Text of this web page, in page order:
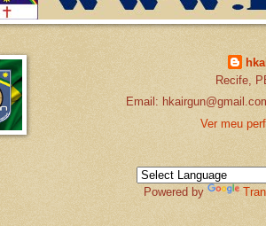
Recife,
Email:
Ver meu
Powered by